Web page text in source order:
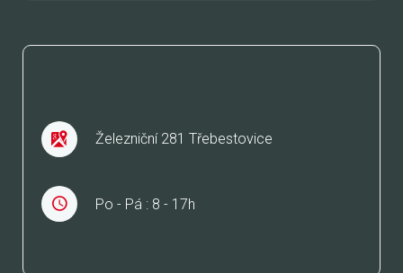
Železniční 281 Třebestovice
Po - Pá : 8 - 17h